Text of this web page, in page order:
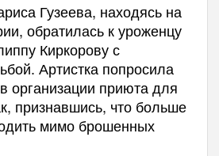
Гузеева, находясь на
обратилась к уроженцу
Киркорову с
Артистка попросила
организации приюта для
признавшись, что больше
мимо брошенных